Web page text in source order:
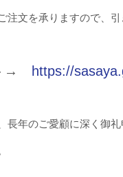
注文を承りますので、
→ https://
長年のご愛顧に深く御